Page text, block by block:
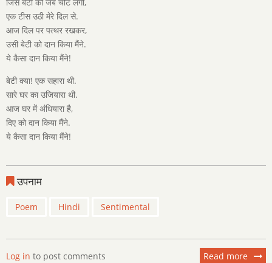
एक टीस उठी मेरे दिल से.
आज दिल पर पत्थर रखकर,
उसी बेटी को दान किया मैंने.
ये कैसा दान किया मैंने!
बेटी क्या! एक सहारा थी.
सारे घर का उजियारा थी.
आज घर में अंधियारा है,
दिए को दान किया मैंने.
ये कैसा दान किया मैंने!
उपनाम
Poem Hindi Sentimental
Read more about
Log in to post comments